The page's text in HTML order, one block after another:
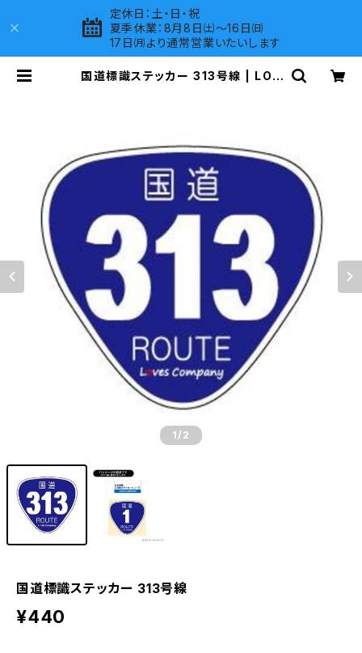
定休日：土・日・祝
夏季休業：8月8日㈯～16日㈰
17日㈪より通常営業いたいします
国道標識ステッカー 313号線 | LOV
1 /2
国道標識ステッカー 313号線
¥440